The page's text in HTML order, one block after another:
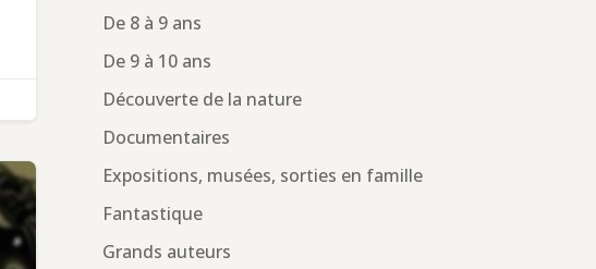
De 8 à 9 ans
De 9 à 10 ans
Découverte de la nature
Documentaires
Expositions, musées, sorties en famille
Fantastique
Grands auteurs